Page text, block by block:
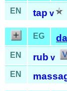
EN tap v
EG dal
EN rub v
EN